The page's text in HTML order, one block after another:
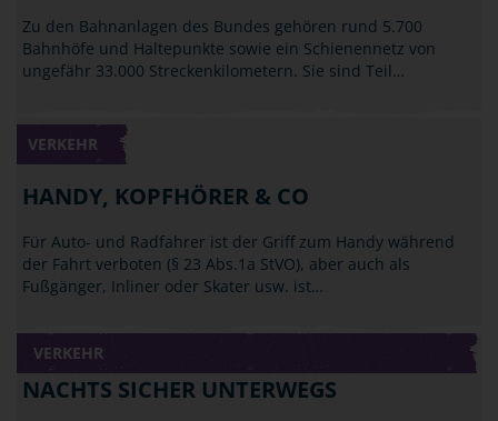
Zu den Bahnanlagen des Bundes gehören rund 5.700
Bahnhöfe und Haltepunkte sowie ein Schienennetz von
ungefähr 33.000 Streckenkilometern. Sie sind Teil…
VERKEHR
HANDY, KOPFHÖRER & CO
Für Auto- und Radfahrer ist der Griff zum Handy während
der Fahrt verboten (§ 23 Abs.1a StVO), aber auch als
Fußgänger, Inliner oder Skater usw. ist…
VERKEHR
NACHTS SICHER UNTERWEGS